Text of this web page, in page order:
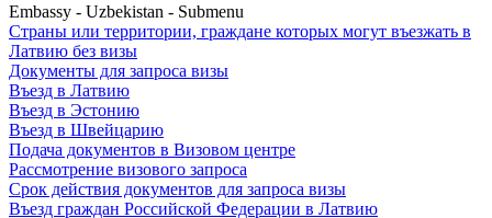
Embassy - Uzbekistan - Submenu
Страны или территории, граждане которых могут въезжать в
Латвию без визы
Документы для запроса визы
Въезд в Латвию
Въезд в Эстонию
Въезд в Швейцарию
Подача документов в Визовом центре
Рассмотрение визового запроса
Срок действия документов для запроса визы
Въезд граждан Российской Федерации в Латвию